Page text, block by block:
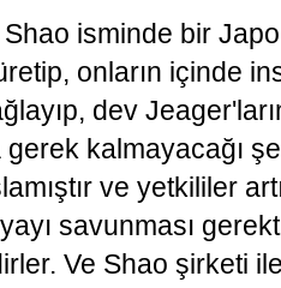
Shao isminde bir
onların içinde
dev
gerek kalmayacağı
ve yetkililer
savunması
Ve Shao şirketi